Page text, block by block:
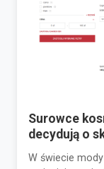
Surowce
decydują o
W świecie